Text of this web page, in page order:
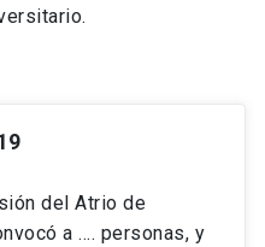
del Atrio de
a …. personas, y